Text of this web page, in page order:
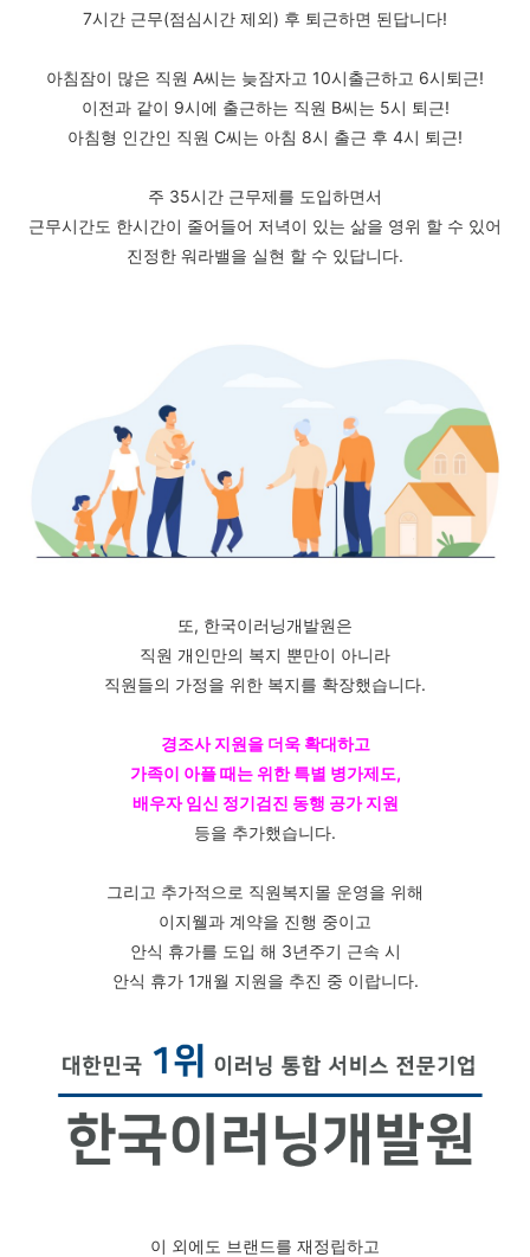
7시간 근무(점심시간 제외) 후 퇴근하면 된답니다!
아침잠이 많은 직원 A씨는 늦잠자고 10시출근하고 6시퇴근!
이전과 같이 9시에 출근하는 직원 B씨는 5시 퇴근!
아침형 인간인 직원 C씨는 아침 8시 출근 후 4시 퇴근!
주 35시간 근무제를 도입하면서
근무시간도 한시간이 줄어들어 저녁이 있는 삶을 영위 할 수 있어
진정한 워라밸을 실현 할 수 있답니다.
또, 한국이러닝개발원은
직원 개인만의 복지 뿐만이 아니라
직원들의 가정을 위한 복지를 확장했습니다.
경조사 지원을 더욱 확대하고
가족이 아플 때는 위한 특별 병가제도,
배우자 임신 정기검진 동행 공가 지원
등을 추가했습니다.
그리고 추가적으로 직원복지몰 운영을 위해
이지웰과 계약을 진행 중이고
안식 휴가를 도입 해 3년주기 근속 시
안식 휴가 1개월 지원을 추진 중 이랍니다.
이 외에도 브랜드를 재정립하고